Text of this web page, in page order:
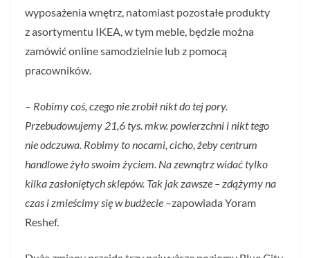
wyposażenia wnętrz, natomiast pozostałe produkty
z asortymentu IKEA, w tym meble, będzie można
zamówić online samodzielnie lub z pomocą
pracowników.
– Robimy coś, czego nie zrobił nikt do tej pory.
Przebudowujemy 21,6 tys. mkw. powierzchni i nikt tego
nie odczuwa. Robimy to nocami, cicho, żeby centrum
handlowe żyło swoim życiem. Na zewnątrz widać tylko
kilka zasłoniętych sklepów. Tak jak zawsze – zdążymy na
czas i zmieścimy się w budżecie –zapowiada Yoram
Reshef.